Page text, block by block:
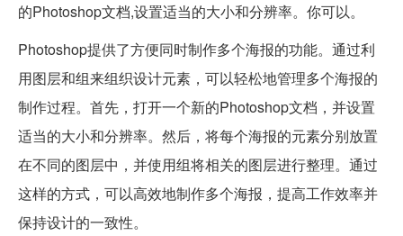
的Photoshop文档,设置适当的大小和分辨率。你可以。
Photoshop提供了方便同时制作多个海报的功能。通过利
用图层和组来组织设计元素，可以轻松地管理多个海报的
制作过程。首先，打开一个新的Photoshop文档，并设置
适当的大小和分辨率。然后，将每个海报的元素分别放置
在不同的图层中，并使用组将相关的图层进行整理。通过
这样的方式，可以高效地制作多个海报，提高工作效率并
保持设计的一致性。